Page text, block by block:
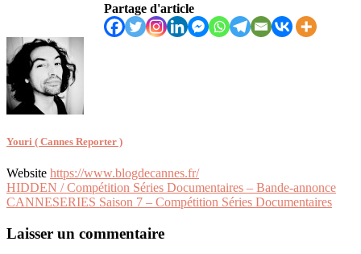
Partage d'article
Youri ( Cannes Reporter )
Website https://www.blogdecannes.fr/
Navigation
de
l’article
HIDDEN / Compétition Séries Documentaires – Bande-annonce
CANNESERIES Saison 7 – Compétition Séries Documentaires
Laisser un commentaire